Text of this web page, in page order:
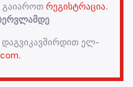
გაიაროთ რეგისტრაცია.
დაგვიკავშირდით ელ-
.